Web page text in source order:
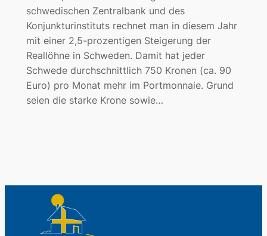
schwedischen Zentralbank und des
Konjunkturinstituts rechnet man in diesem Jahr
mit einer 2,5-prozentigen Steigerung der
Reallöhne in Schweden. Damit hat jeder
Schwede durchschnittlich 750 Kronen (ca. 90
Euro) pro Monat mehr im Portmonnaie. Grund
seien die starke Krone sowie…